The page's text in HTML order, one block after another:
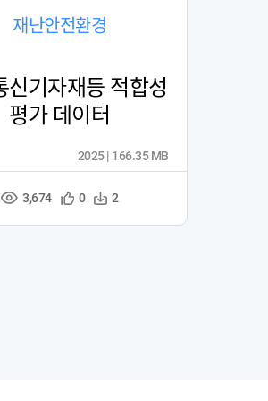
재난안전환경
신기자재등 적합성
평가 데이터
조
수
3,674
관
등
0
다
수
2
2025 | 166.35 MB